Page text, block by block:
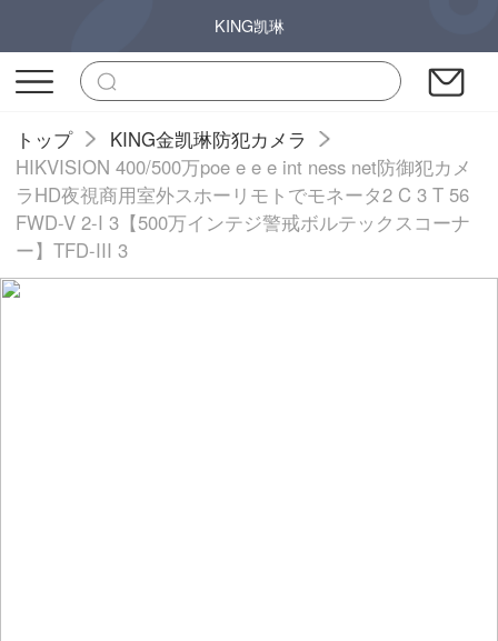
KING凯琳
トップ
KING金凯琳防犯カメラ
HIKVISION 400/500万poe e e e int ness net防御犯カメ
ラHD夜視商用室外スホーリモトでモネータ2 C 3 T 56
FWD-V 2-I 3【500万インテジ警戒ボルテックスコーナ
ー】TFD-III 3